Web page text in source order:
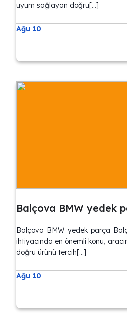
uyum sağlayan doğru[…]
Ağu 10
Balçova BMW yedek
Balçova BMW yedek parça
ihtiyacında en önemli konu,
doğru ürünü tercih[…]
Ağu 10